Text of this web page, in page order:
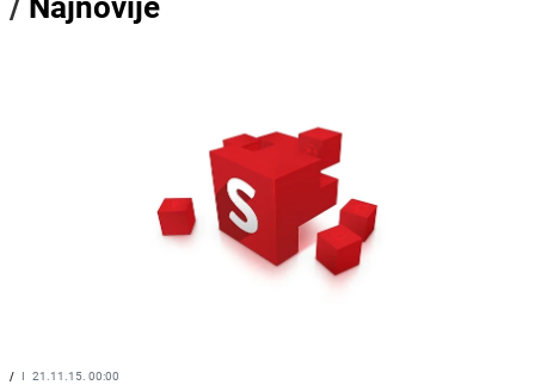
/ I 21.11.15. 00:00